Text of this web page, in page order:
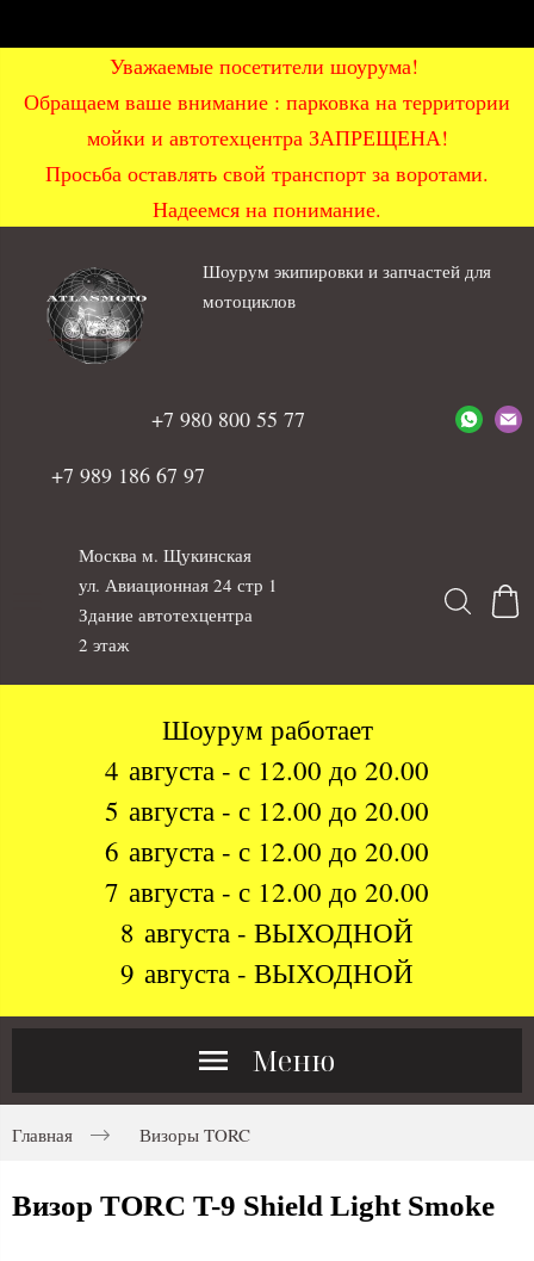
Уважаемые посетители шоурума!
Обращаем ваше внимание : парковка на территории
мойки и автотехцентра ЗАПРЕЩЕНА!
Просьба оставлять свой транспорт за воротами.
Надеемся на понимание.
Шоурум экипировки и запчастей для
мотоциклов
+7 980 800 55 77
+7 989 186 67 97
Москва м. Щукинская
ул. Авиационная 24 стр 1
Здание автотехцентра
2 этаж
Шоурум работает
4 августа - с 12.00 до 20.00
5 августа - с 12.00 до 20.00
6 августа - с 12.00 до 20.00
7 августа - с 12.00 до 20.00
8 августа - ВЫХОДНОЙ
9 августа - ВЫХОДНОЙ
Меню
Главная Визоры TORC
Визор TORC T-9 Shield Light Smoke